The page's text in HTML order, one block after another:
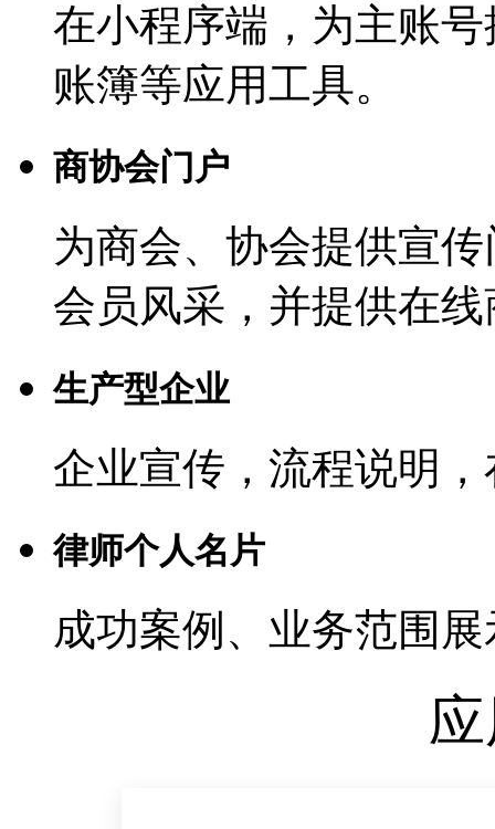
在小程序端，为主账
账簿等应用工具。
商协会门户
为商会、协会提供宣
会员风采，并提供在
生产型企业
企业宣传，流程说明
律师个人名片
成功案例、业务范围展